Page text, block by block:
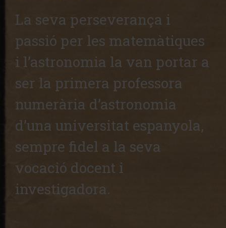
La seva perseverança i
passió per les matemàtiques
i l’astronomia la van portar a
ser la primera professora
numerària d’astronomia
d’una universitat espanyola,
sempre fidel a la seva
vocació docent i
investigadora.